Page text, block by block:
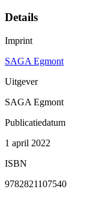
Details
Imprint
SAGA Egmont
Uitgever
SAGA Egmont
Publicatiedatum
1 april 2022
ISBN
9782821107540